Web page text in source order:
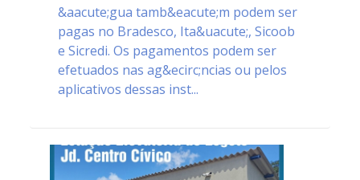
&aacute;gua tamb&eacute;m podem ser
pagas no Bradesco, Ita&uacute;, Sicoob
e Sicredi. Os pagamentos podem ser
efetuados nas ag&ecirc;ncias ou pelos
aplicativos dessas inst...